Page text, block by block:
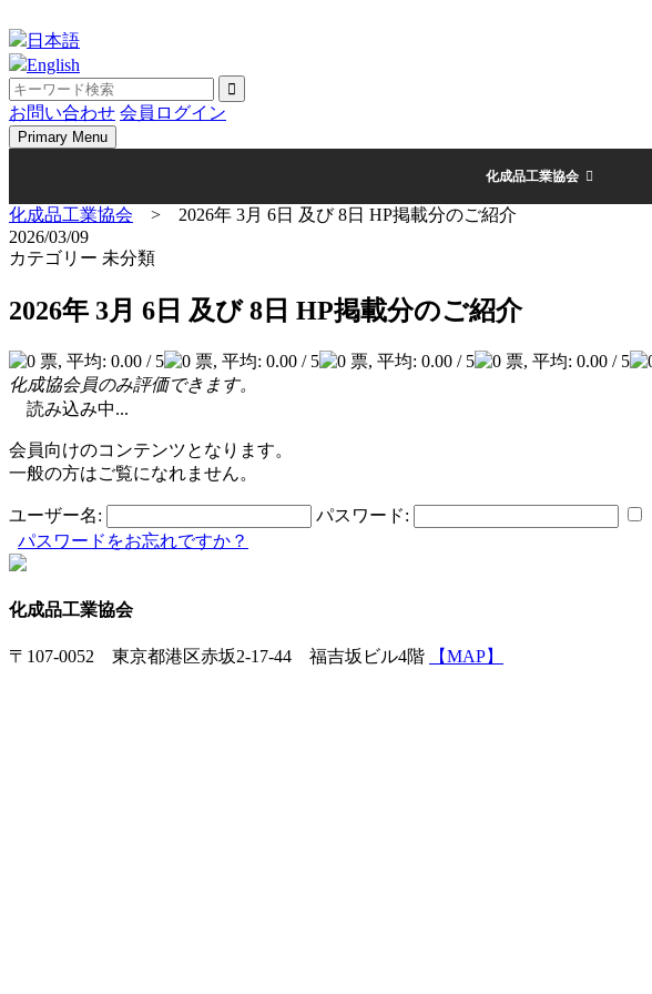
to
content
日本語
English
お問い合わせ 会員ログイン
Primary Menu
化成品工業協会
化成品工業協会 > 2026年 3月 6日 及び 8日 HP掲載分のご紹介
2026/03/09
カテゴリー 未分類
2026年 3月 6日 及び 8日 HP掲載分のご紹介
化成協会員のみ評価できます。
読み込み中...
会員向けのコンテンツとなります。
一般の方はご覧になれません。
ユーザー名: パスワード:
パスワードをお忘れですか？
化成品工業協会
〒107-0052 東京都港区赤坂2-17-44 福吉坂ビル4階 【MAP】